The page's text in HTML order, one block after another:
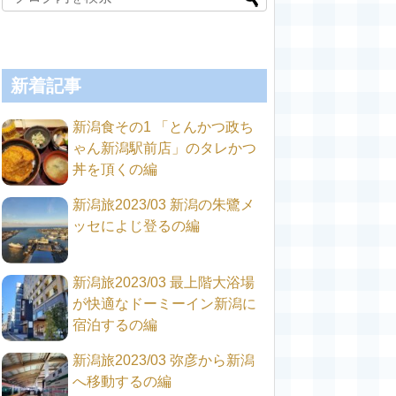
新着記事
新潟食その1 「とんかつ政ち
ゃん新潟駅前店」のタレかつ
丼を頂くの編
新潟旅2023/03 新潟の朱鷺メ
ッセによじ登るの編
新潟旅2023/03 最上階大浴場
が快適なドーミーイン新潟に
宿泊するの編
新潟旅2023/03 弥彦から新潟
へ移動するの編